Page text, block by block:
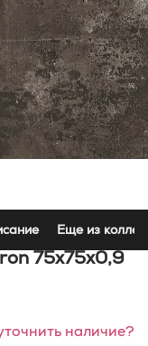
Еще из
75x75x0,9
наличие?